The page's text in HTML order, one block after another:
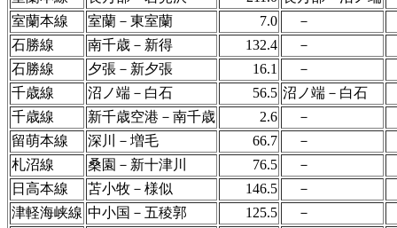
室蘭本線
室蘭－東室蘭 7.0
－
石勝線
南千歳－新得 132.4
－
石勝線
夕張－新夕張 16.1
－
千歳線
沼ノ端－白石 56.5 沼ノ端－白石
千歳線
新千歳空港－南千歳 2.6
－
留萌本線
深川－増毛 66.7
－
札沼線
桑園－新十津川 76.5
－
日高本線
苫小牧－様似 146.5
－
津軽海峡線 中小国－五稜郭 125.5
－